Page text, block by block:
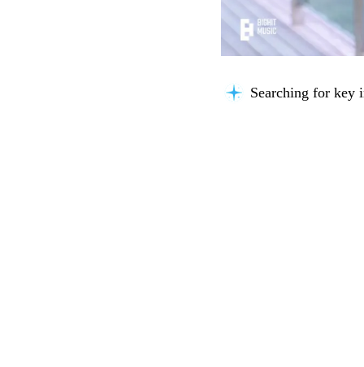
Searching for key